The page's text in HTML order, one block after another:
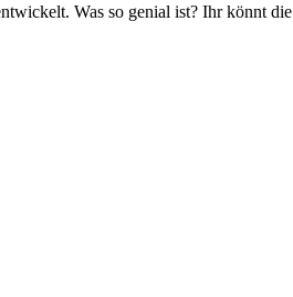
Was so genial ist? Ihr könnt die